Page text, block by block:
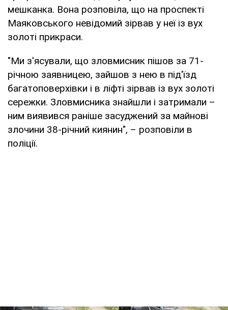
мешканка. Вона розповіла, що на проспекті
Маяковського невідомий зірвав у неї із вух
золоті прикраси.
"Ми з'ясували, що зловмисник пішов за 71-
річною заявницею, зайшов з нею в під'їзд
багатоповерхівки і в ліфті зірвав із вух золоті
сережки. Зловмисника знайшли і затримали –
ним виявився раніше засуджений за майнові
злочини 38-річний киянин", – розповіли в
поліції.